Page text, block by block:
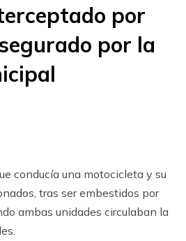
por
por la
conducía una motocicleta y su
tras ser embestidos por
ambas unidades circulaban la